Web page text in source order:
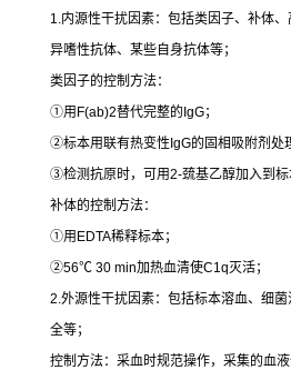
1.内源性干扰因素：包括类因子、补体、
异嗜性抗体、某些自身抗体等；
类因子的控制方法：
①用 F(ab)2替代完整的 IgG；
②标本用联有热变性 IgG的固相吸附剂处
③检测抗原时，可用2-巯基乙醇加入到
补体的控制方法：
①用 EDTA稀释标本；
②56℃ 30 min加热血清使C1q灭活；
2.外源性干扰因素：包括标本溶血、细
全等；
控制方法：采血时规范操作，采集的血